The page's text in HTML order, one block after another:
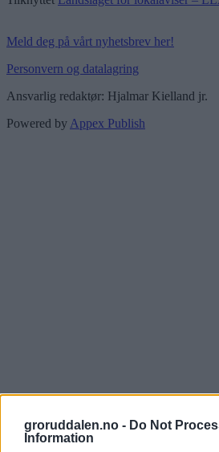
groruddalen.no - Do Not
Information
Meld deg på vårt nyhetsbrev her!
Personvern og datalagring
Ansvarlig redaktør: Hjalmar Kielland jr.
Powered by Appex Publish